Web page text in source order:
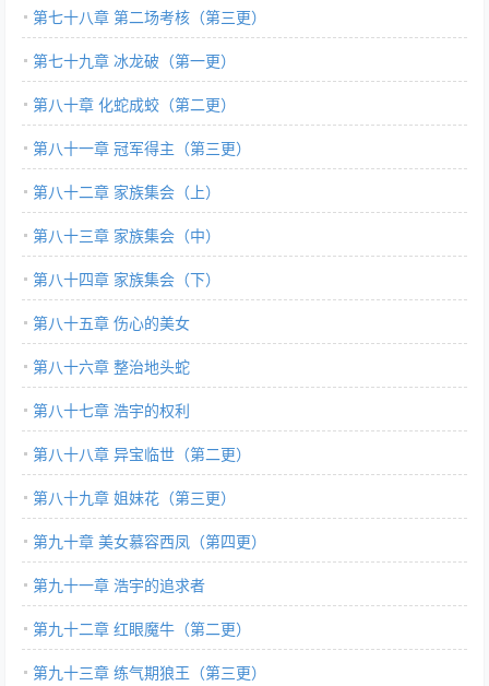
第七十八章 第二场考核（第三更）
第七十九章 冰龙破（第一更）
第八十章 化蛇成蛟（第二更）
第八十一章 冠军得主（第三更）
第八十二章 家族集会（上）
第八十三章 家族集会（中）
第八十四章 家族集会（下）
第八十五章 伤心的美女
第八十六章 整治地头蛇
第八十七章 浩宇的权利
第八十八章 异宝临世（第二更）
第八十九章 姐妹花（第三更）
第九十章 美女慕容西凤（第四更）
第九十一章 浩宇的追求者
第九十二章 红眼魔牛（第二更）
第九十三章 练气期狼王（第三更）